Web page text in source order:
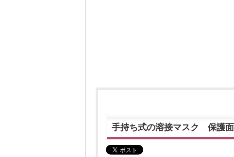
手持ち式の溶接マスク 保護面